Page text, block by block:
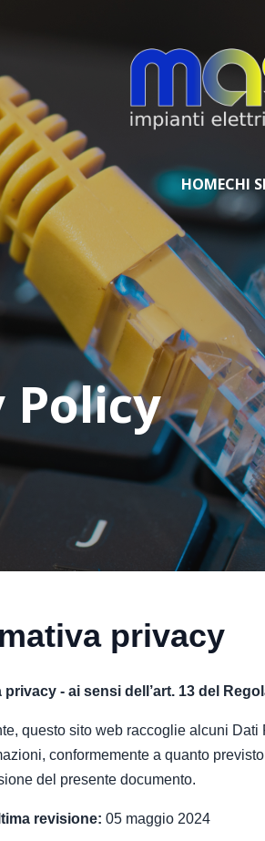
HOMECHI
Policy
privacy
privacy - ai sensi dell’art. 13 del
questo sito web raccoglie alcuni
conformemente a quanto
del presente documento.
revisione: 05 maggio 2024